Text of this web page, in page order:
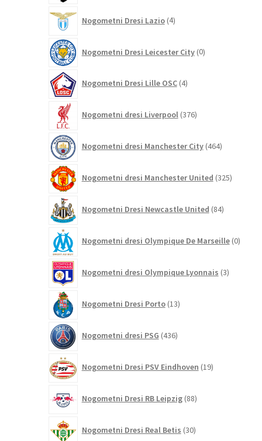
Nogometni Dresi Lazio 4izdelki
Nogometni Dresi Leicester City 0izdelkov
Nogometni Dresi Lille OSC 4izdelki
Nogometni dresi Liverpool 376izdelkov
Nogometni dresi Manchester City 464izdelkov
Nogometni dresi Manchester United 325izdelkov
Nogometni Dresi Newcastle United 84izdelkov
Nogometni dresi Olympique De Marseille 0
Nogometni dresi Olympique Lyonnais 3izdelki
Nogometni Dresi Porto 13izdelkov
Nogometni dresi PSG 436izdelkov
Nogometni Dresi PSV Eindhoven 19izdelkov
Nogometni Dresi RB Leipzig 88izdelkov
Nogometni Dresi Real Betis 30izdelkov